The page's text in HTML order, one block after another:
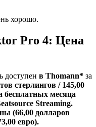
хорошо.
Pro 4: Цена
доступен в Thomann* за
стерлингов / 145,00
бесплатных месяца
Streaming.
(66,00 долларов
евро).